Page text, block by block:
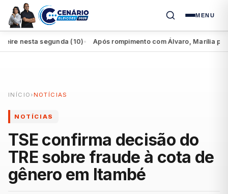
MENU
nesta segunda (10) ● Após rompimento com Álvaro, Marília
INÍCIO › NOTÍCIAS
NOTÍCIAS
TSE confirma decisão do
TRE sobre fraude à cota de
gênero em Itambé